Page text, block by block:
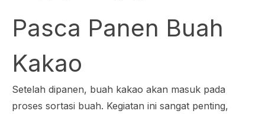
Pasca Panen Buah
Kakao
Setelah dipanen, buah kakao akan masuk pada
proses sortasi buah. Kegiatan ini sangat penting,